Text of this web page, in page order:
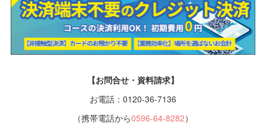
【お問合せ・資料請求】
お電話：0120-36-7136
（携帯電話から0596-64-8282）